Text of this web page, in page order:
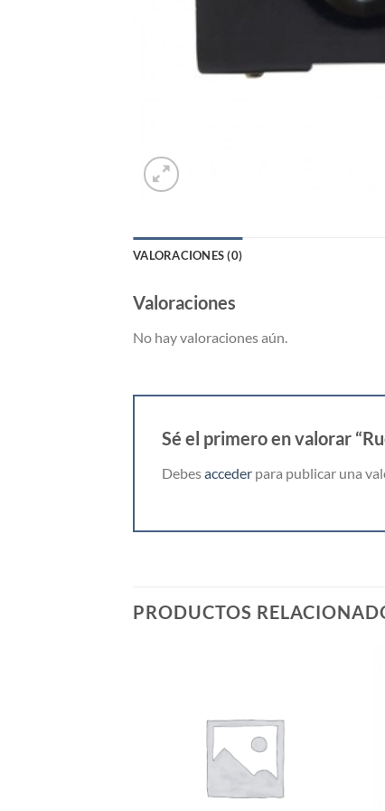
VALORACIONES (0)
Valoraciones
No hay valoraciones aún.
Sé el primero en valorar
Debesacceder para publicar una
PRODUCTOS